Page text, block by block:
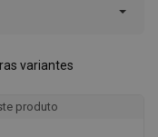
variantes
produto